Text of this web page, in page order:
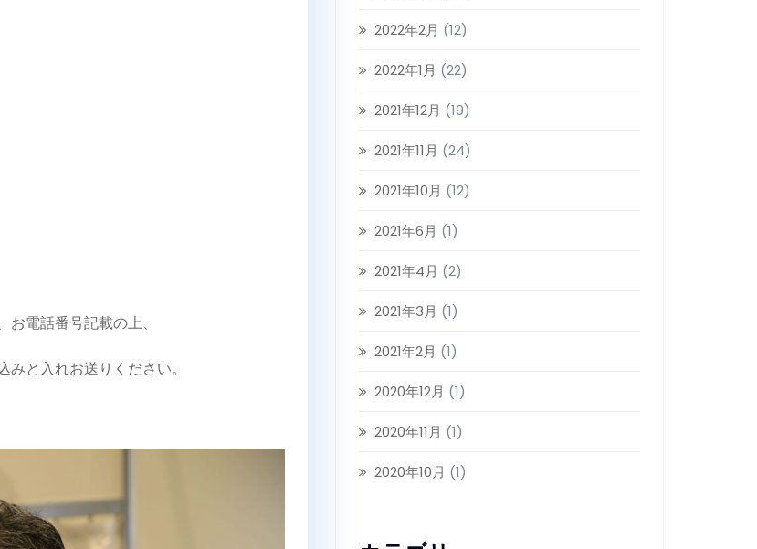
電話番号記載の上、
と入れお送りください。
2022年2月 (12)
2022年1月 (22)
2021年12月 (19)
2021年11月 (24)
2021年10月 (12)
2021年6月 (1)
2021年4月 (2)
2021年3月 (1)
2021年2月 (1)
2020年12月 (1)
2020年11月 (1)
2020年10月 (1)